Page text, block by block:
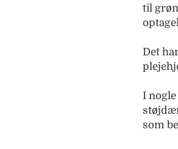
til
Det
I
som